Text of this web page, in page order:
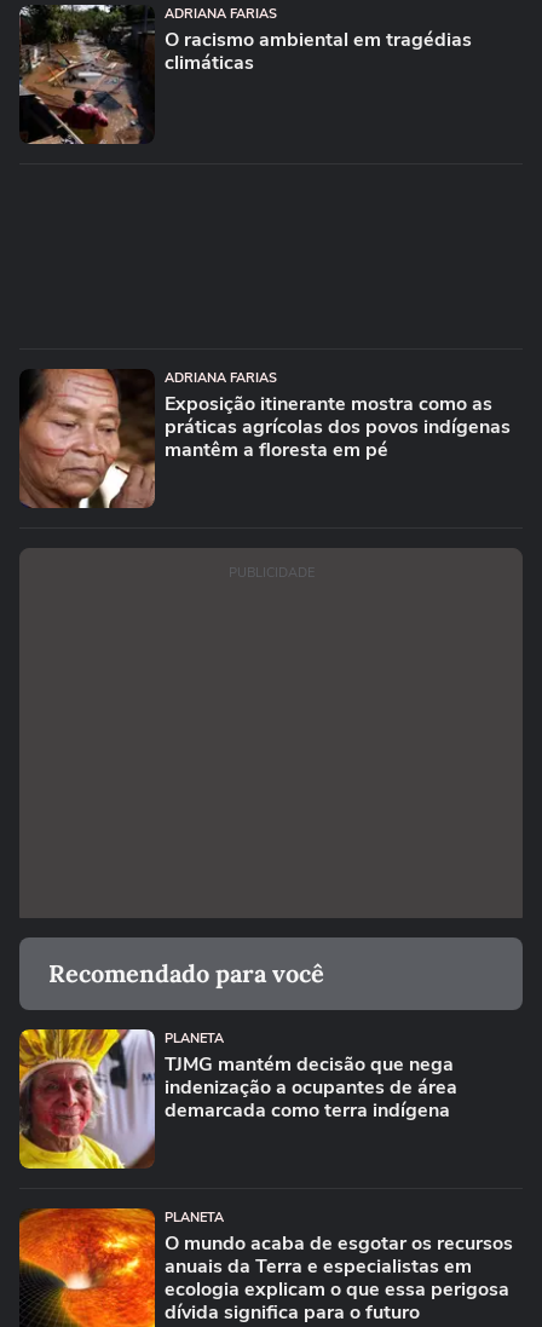
ADRIANA FARIAS
O racismo ambiental em tragédias
climáticas
ADRIANA FARIAS
Exposição itinerante mostra como as
práticas agrícolas dos povos indígenas
mantêm a floresta em pé
PUBLICIDADE
Recomendado para você
PLANETA
TJMG mantém decisão que nega
indenização a ocupantes de área
demarcada como terra indígena
PLANETA
O mundo acaba de esgotar os recursos
anuais da Terra e especialistas em
ecologia explicam o que essa perigosa
dívida significa para o futuro